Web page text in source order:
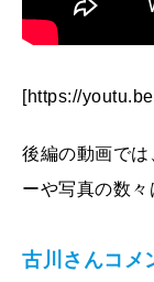
[https://
後編の動画で
ーや写真の数々
古川さんコメ